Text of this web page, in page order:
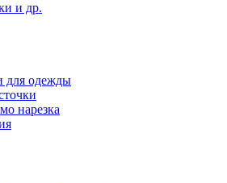
и др.
для одежды
нарезка